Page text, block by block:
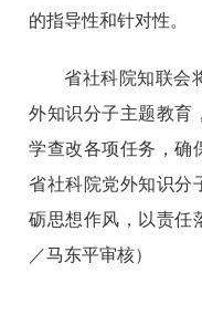
的指导性和针对性。
省社科院知联会
外知识分子主题教育
学查改各项任务，确
省社科院党外知识分
砺思想作风，以责任
／马东平审核）